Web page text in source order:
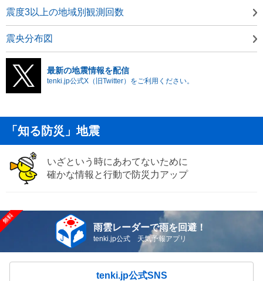
震度3以上の地域別観測回数
震央分布図
最新の地震情報を配信
tenki.jp公式X（旧Twitter）をご利用ください。
「知る防災」地震
いざという時にあわてないために
確かな情報と行動で防災力アップ
雨雲レーダーで雨を回避！
tenki.jp公式 天気予報アプリ
tenki.jp公式SNS